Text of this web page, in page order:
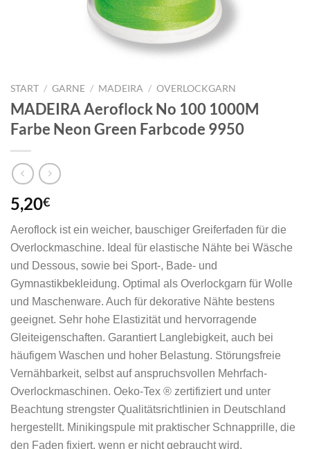
START / GARNE / MADEIRA / OVERLOCKGARN
MADEIRA Aeroflock No 100 1000M
Farbe Neon Green Farbcode 9950
5,20€
Aeroflock ist ein weicher, bauschiger Greiferfaden für die
Overlockmaschine. Ideal für elastische Nähte bei Wäsche
und Dessous, sowie bei Sport-, Bade- und
Gymnastikbekleidung. Optimal als Overlockgarn für Wolle
und Maschenware. Auch für dekorative Nähte bestens
geeignet. Sehr hohe Elastizität und hervorragende
Gleiteigenschaften. Garantiert Langlebigkeit, auch bei
häufigem Waschen und hoher Belastung. Störungsfreie
Vernähbarkeit, selbst auf anspruchsvollen Mehrfach-
Overlockmaschinen. Oeko-Tex ® zertifiziert und unter
Beachtung strengster Qualitätsrichtlinien in Deutschland
hergestellt. Minikingspule mit praktischer Schnapprille, die
den Faden fixiert, wenn er nicht gebraucht wird.